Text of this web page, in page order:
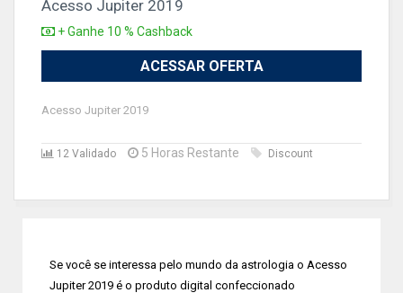
Acesso Jupiter 2019
+ Ganhe 10 % Cashback
ACESSAR OFERTA
Acesso Jupiter 2019
12 Validado 5 Horas Restante Discount
Se você se interessa pelo mundo da astrologia o Acesso
Jupiter 2019 é o produto digital confeccionado